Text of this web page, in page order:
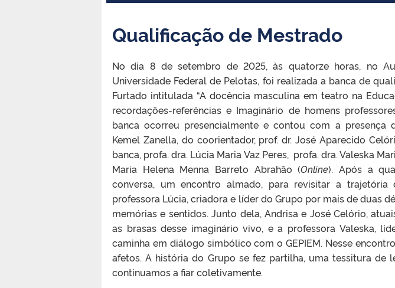
Qualificação de Mestrado
No dia 8 de setembro de 2025, às quatorze horas, no
Universidade Federal de Pelotas, foi realizada a banca de
Furtado intitulada “A docência masculina em teatro na
recordações-referências e Imaginário de homens
banca ocorreu presencialmente e contou com a presença
Kemel Zanella, do coorientador, prof. dr. José Aparecido
banca, profa. dra. Lúcia Maria Vaz Peres, profa. dra. Valeska
Maria Helena Menna Barreto Abrahão (Online). Após a
conversa, um encontro almado, para revisitar a trajetória
professora Lúcia, criadora e líder do Grupo por mais de duas
memórias e sentidos. Junto dela, Andrisa e José Celório,
as brasas desse imaginário vivo, e a professora Valeska,
caminha em diálogo simbólico com o GEPIEM. Nesse
afetos. A história do Grupo se fez partilha, uma tessitura de
continuamos a fiar coletivamente.